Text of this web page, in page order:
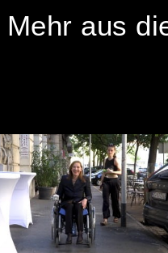
Mehr aus